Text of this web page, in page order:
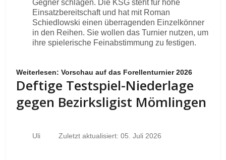
Gegner schlagen. Die KSG steht für hohe
Einsatzbereitschaft und hat mit Roman
Schiedlowski einen überragenden Einzelkönner
in den Reihen. Sie wollen das Turnier nutzen, um
ihre spielerische Feinabstimmung zu festigen.
Weiterlesen: Vorschau auf das Forellenturnier 2026
Deftige Testspiel-Niederlage
gegen Bezirksligist Mömlingen
Uli Zuletzt aktualisiert: 05. Juli 2026